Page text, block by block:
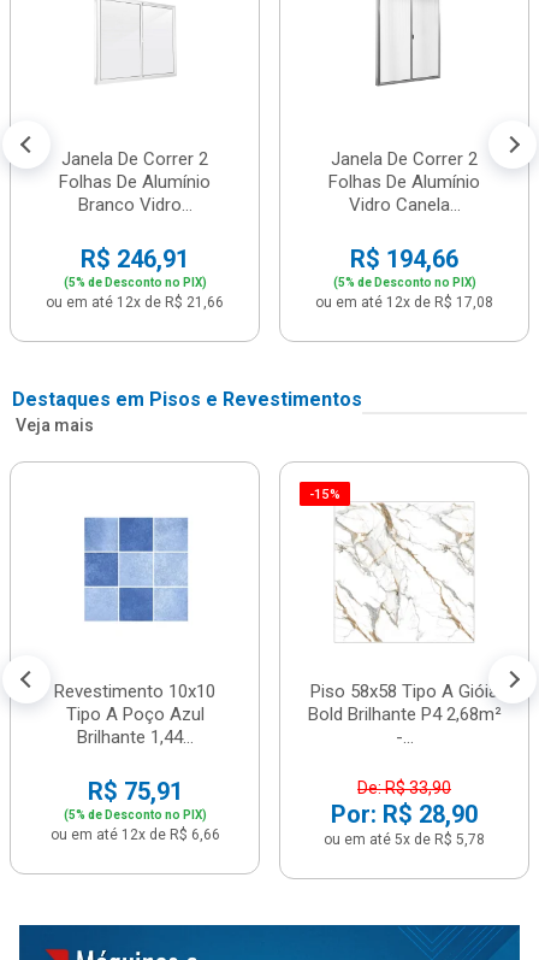
Janela De Correr 2
Folhas De Alumínio
Branco Vidro...
R$ 246,91
(5% de Desconto no PIX)
ou em até 12x de R$ 21,66
Janela De Correr 2
Folhas De Alumínio
Vidro Canela...
R$ 194,66
(5% de Desconto no PIX)
ou em até 12x de R$ 17,08
Destaques em Pisos e Revestimentos
Veja mais
Revestimento 10x10
Tipo A Poço Azul
Brilhante 1,44...
R$ 75,91
(5% de Desconto no PIX)
ou em até 12x de R$ 6,66
-15%
Piso 58x58 Tipo A Gióia
Bold Brilhante P4 2,68m²
-...
De: R$ 33,90
Por: R$ 28,90
ou em até 5x de R$ 5,78